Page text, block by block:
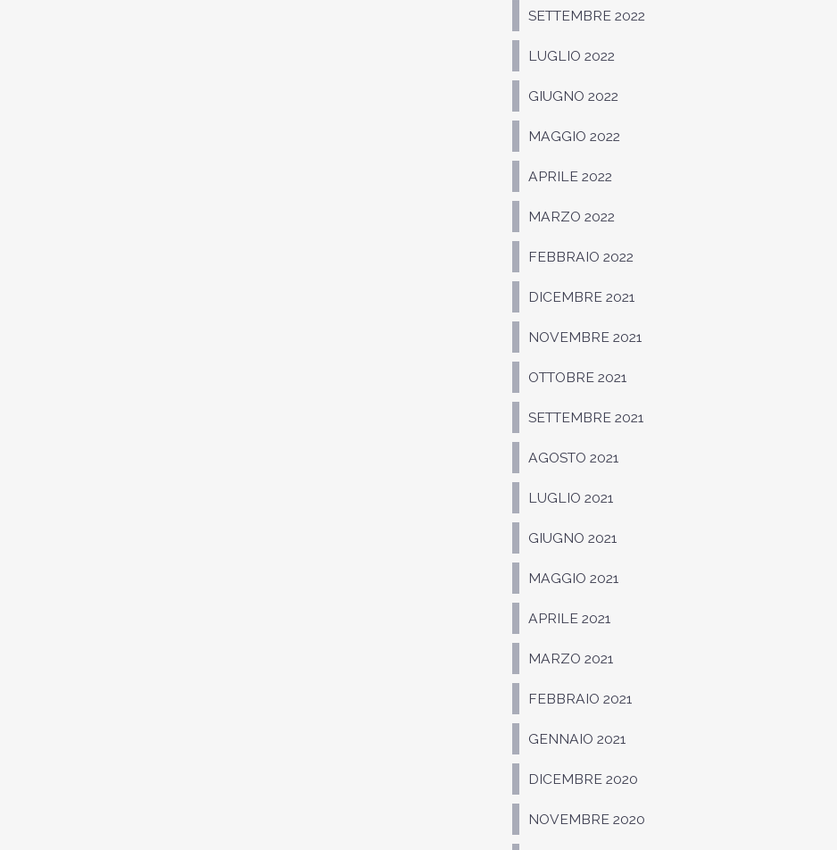
SETTEMBRE 2022
LUGLIO 2022
GIUGNO 2022
MAGGIO 2022
APRILE 2022
MARZO 2022
FEBBRAIO 2022
DICEMBRE 2021
NOVEMBRE 2021
OTTOBRE 2021
SETTEMBRE 2021
AGOSTO 2021
LUGLIO 2021
GIUGNO 2021
MAGGIO 2021
APRILE 2021
MARZO 2021
FEBBRAIO 2021
GENNAIO 2021
DICEMBRE 2020
NOVEMBRE 2020